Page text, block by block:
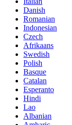
Danish
Romanian
Indonesian
Czech
Afrikaans
Swedish
Polish
Basque
Catalan
Esperanto
Hindi
Lao
Albanian